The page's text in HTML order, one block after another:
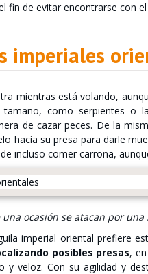
fin de evitar encontrarse con
imperiales
mientras está volando,
como serpientes o
de cazar peces. De la
hacia su presa para darle
incluso comer carroña,
una ocasión se atacan por una
imperial oriental prefiere
posibles presas,
y veloz. Con su agilidad y